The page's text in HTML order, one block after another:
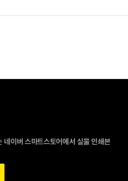
이버 스마트스토어에서 실물 인쇄본